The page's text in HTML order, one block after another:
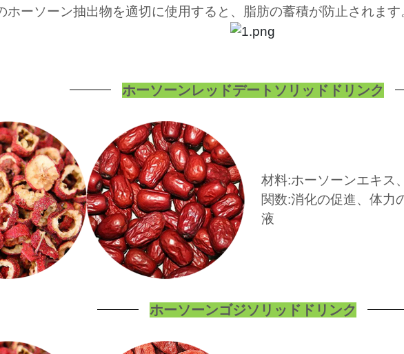
ホーソーン抽出物を適切に使用すると、脂肪の蓄積が防止されます
ホーソーンレッドデートソリッドドリンク
材料:ホーソーンエキス
関数:消化の促進、体力
液
ホーソーンゴジソリッドドリンク